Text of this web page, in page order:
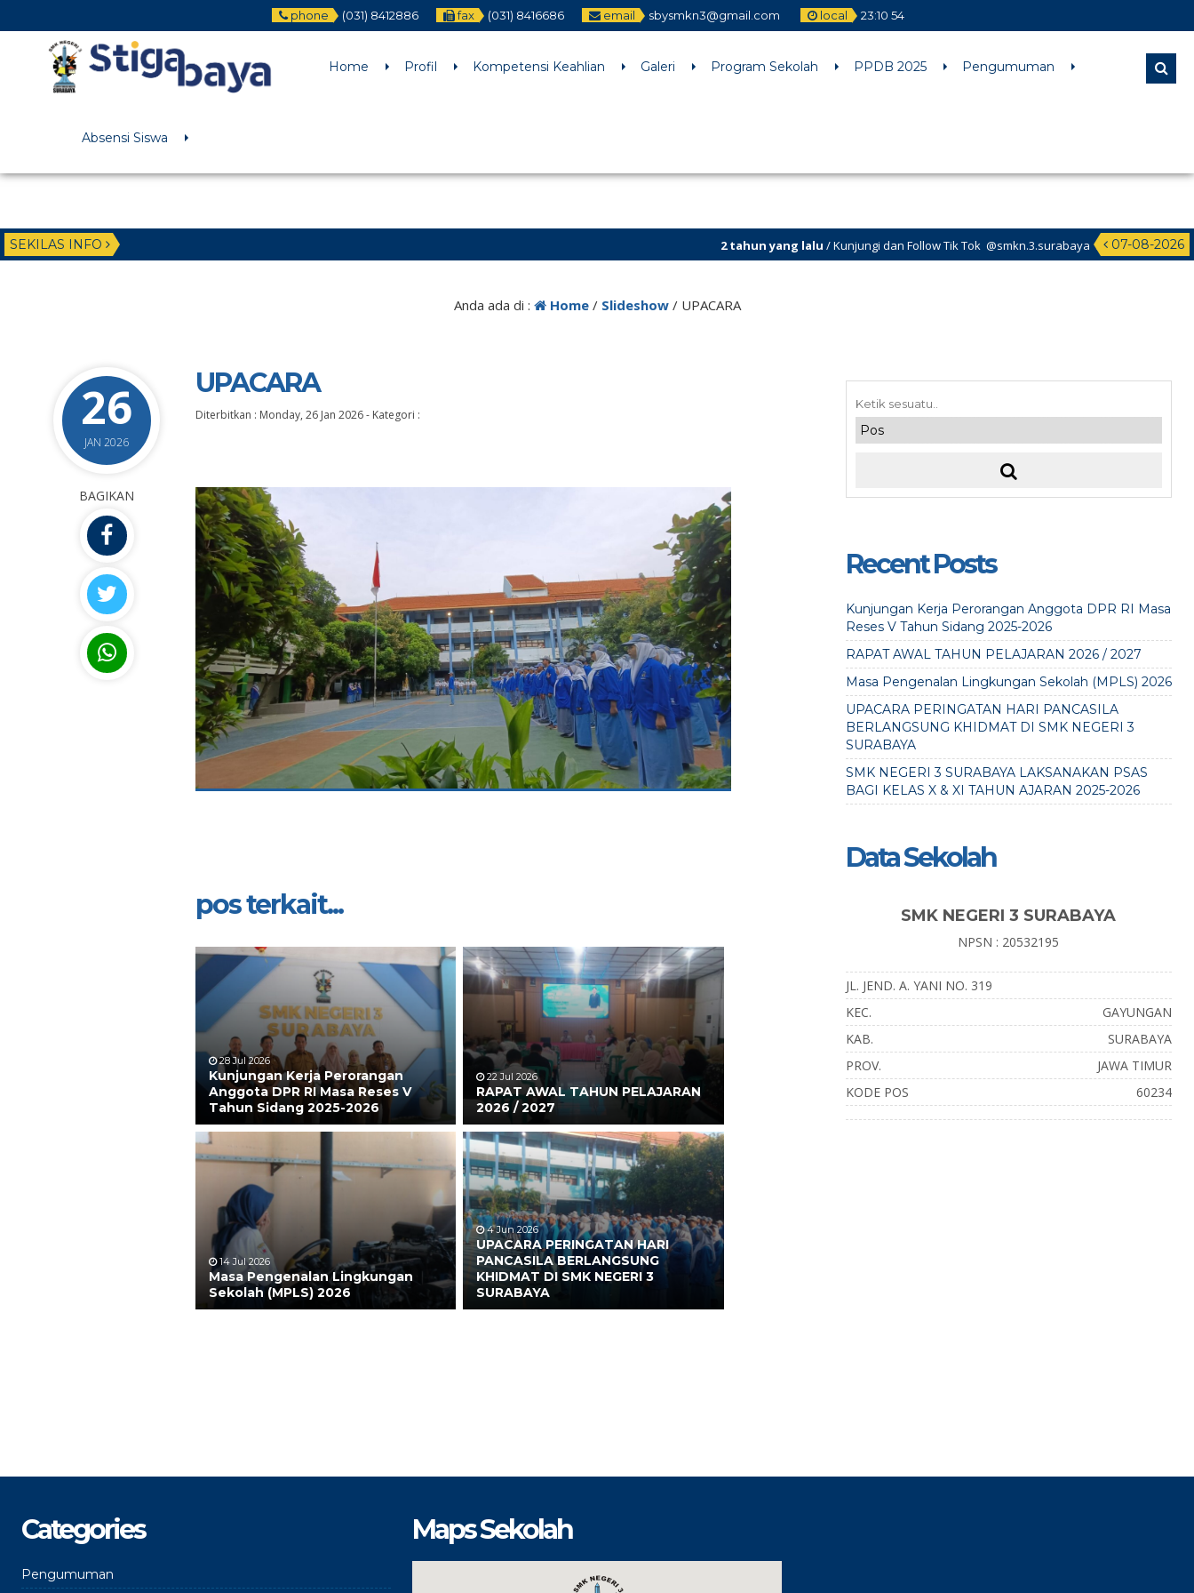
: Function WP_Dependencies->add_data() was called with an argument that is deprecatedsince version 6.9.0! IE conditional comments are ignored by all supported browsers. in
/home/u6225882/public_html/wp-includes/functions.php
phone (031) 8412886 fax (031) 8416686 email sbysmkn3@gmail.com local 23:10 54
Home Profil Kompetensi Keahlian Galeri Program Sekolah PPDB 2025 Pengumuman
Absensi Siswa
SEKILAS INFO 07-08-2026
2 tahun yang lalu/ Kunjungi dan Follow Tik Tok @smkn.3.surabaya untuk info info terbaru
Anda ada di : Home/ Slideshow/ UPACARA
26
JAN 2026
UPACARA
Diterbitkan : Monday, 26 Jan 2026- Kategori :
BAGIKAN
pos terkait...
28 Jul 2026
Kunjungan Kerja Perorangan
Anggota DPR RI Masa Reses V
Tahun Sidang 2025-2026
22 Jul 2026
RAPAT AWAL TAHUN PELAJARAN
2026 / 2027
14 Jul 2026
Masa Pengenalan Lingkungan
Sekolah (MPLS) 2026
4 Jun 2026
UPACARA PERINGATAN HARI
PANCASILA BERLANGSUNG
KHIDMAT DI SMK NEGERI 3
SURABAYA
Recent Posts
Kunjungan Kerja Perorangan Anggota DPR RI Masa
Reses V Tahun Sidang 2025-2026
RAPAT AWAL TAHUN PELAJARAN 2026 / 2027
Masa Pengenalan Lingkungan Sekolah (MPLS) 2026
UPACARA PERINGATAN HARI PANCASILA
BERLANGSUNG KHIDMAT DI SMK NEGERI 3
SURABAYA
SMK NEGERI 3 SURABAYA LAKSANAKAN PSAS
BAGI KELAS X & XI TAHUN AJARAN 2025-2026
Data Sekolah
SMK NEGERI 3 SURABAYA
NPSN : 20532195
JL. JEND. A. YANI NO. 319
KEC.
GAYUNGAN
KAB.
SURABAYA
PROV.
JAWA TIMUR
KODE POS
60234
Categories
Pengumuman
Maps Sekolah